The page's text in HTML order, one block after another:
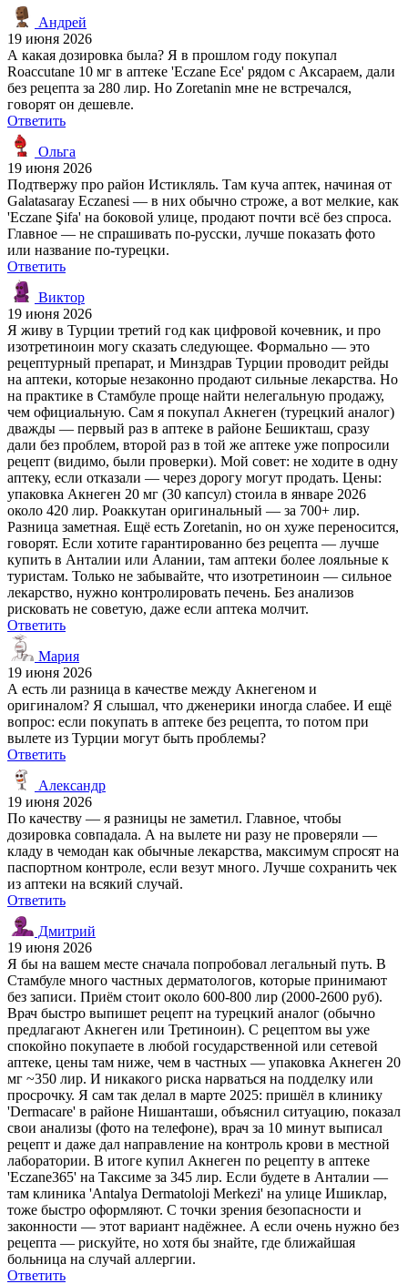
Андрей
19 июня 2026
А какая дозировка была? Я в прошлом году покупал
Roaccutane 10 мг в аптеке 'Eczane Ece' рядом с Аксараем, дали
без рецепта за 280 лир. Но Zoretanin мне не встречался,
говорят он дешевле.
Ответить
Ольга
19 июня 2026
Подтвержу про район Истикляль. Там куча аптек, начиная от
Galatasaray Eczanesi — в них обычно строже, а вот мелкие, как
'Eczane Şifa' на боковой улице, продают почти всё без спроса.
Главное — не спрашивать по-русски, лучше показать фото
или название по-турецки.
Ответить
Виктор
19 июня 2026
Я живу в Турции третий год как цифровой кочевник, и про
изотретиноин могу сказать следующее. Формально — это
рецептурный препарат, и Минздрав Турции проводит рейды
на аптеки, которые незаконно продают сильные лекарства. Но
на практике в Стамбуле проще найти нелегальную продажу,
чем официальную. Сам я покупал Акнеген (турецкий аналог)
дважды — первый раз в аптеке в районе Бешикташ, сразу
дали без проблем, второй раз в той же аптеке уже попросили
рецепт (видимо, были проверки). Мой совет: не ходите в одну
аптеку, если отказали — через дорогу могут продать. Цены:
упаковка Акнеген 20 мг (30 капсул) стоила в январе 2026
около 420 лир. Роаккутан оригинальный — за 700+ лир.
Разница заметная. Ещё есть Zoretanin, но он хуже переносится,
говорят. Если хотите гарантированно без рецепта — лучше
купить в Анталии или Алании, там аптеки более лояльные к
туристам. Только не забывайте, что изотретиноин — сильное
лекарство, нужно контролировать печень. Без анализов
рисковать не советую, даже если аптека молчит.
Ответить
Мария
19 июня 2026
А есть ли разница в качестве между Акнегеном и
оригиналом? Я слышал, что дженерики иногда слабее. И ещё
вопрос: если покупать в аптеке без рецепта, то потом при
вылете из Турции могут быть проблемы?
Ответить
Александр
19 июня 2026
По качеству — я разницы не заметил. Главное, чтобы
дозировка совпадала. А на вылете ни разу не проверяли —
кладу в чемодан как обычные лекарства, максимум спросят на
паспортном контроле, если везут много. Лучше сохранить чек
из аптеки на всякий случай.
Ответить
Дмитрий
19 июня 2026
Я бы на вашем месте сначала попробовал легальный путь. В
Стамбуле много частных дерматологов, которые принимают
без записи. Приём стоит около 600-800 лир (2000-2600 руб).
Врач быстро выпишет рецепт на турецкий аналог (обычно
предлагают Акнеген или Третиноин). С рецептом вы уже
спокойно покупаете в любой государственной или сетевой
аптеке, цены там ниже, чем в частных — упаковка Акнеген 20
мг ~350 лир. И никакого риска нарваться на подделку или
просрочку. Я сам так делал в марте 2025: пришёл в клинику
'Dermacare' в районе Нишанташи, объяснил ситуацию, показал
свои анализы (фото на телефоне), врач за 10 минут выписал
рецепт и даже дал направление на контроль крови в местной
лаборатории. В итоге купил Акнеген по рецепту в аптеке
'Eczane365' на Таксиме за 345 лир. Если будете в Анталии —
там клиника 'Antalya Dermatoloji Merkezi' на улице Ишиклар,
тоже быстро оформляют. С точки зрения безопасности и
законности — этот вариант надёжнее. А если очень нужно без
рецепта — рискуйте, но хотя бы знайте, где ближайшая
больница на случай аллергии.
Ответить